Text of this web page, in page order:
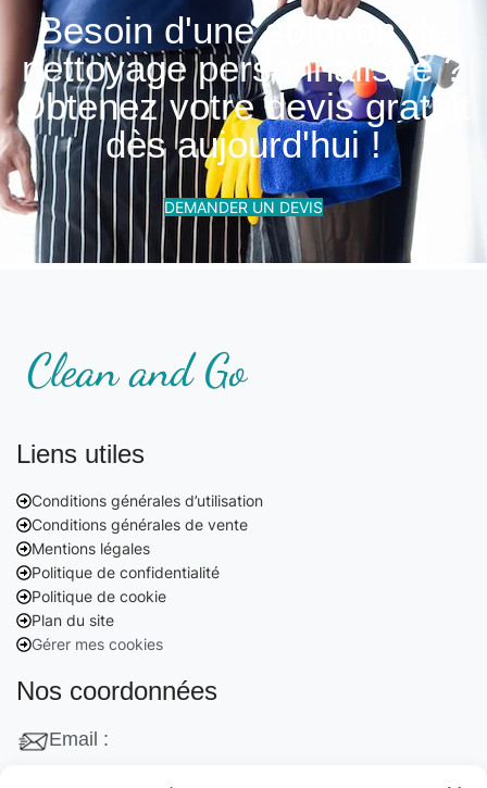
Besoin d'une solution de
nettoyage personnalisée ?
Obtenez votre devis gratuit
dès aujourd'hui !
DEMANDER UN DEVIS
Liens utiles
Conditions générales d’utilisation
Conditions générales de vente
Mentions légales
Politique de confidentialité
Politique de cookie
Plan du site
Gérer mes cookies
Nos coordonnées
Email :